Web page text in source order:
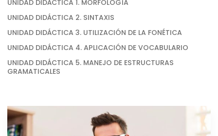
UNIDAD DIDÁCTICA 1. MORFOLOGÍA
UNIDAD DIDÁCTICA 2. SINTAXIS
UNIDAD DIDÁCTICA 3. UTILIZACIÓN DE LA FONÉTICA
UNIDAD DIDÁCTICA 4. APLICACIÓN DE VOCABULARIO
UNIDAD DIDÁCTICA 5. MANEJO DE ESTRUCTURAS
GRAMATICALES